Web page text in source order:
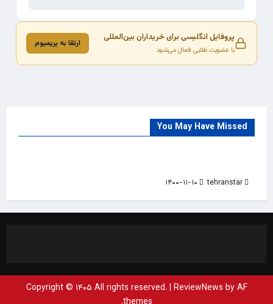
پروفایل انگلیسی برای خریداران بین‌المللی
با عضویت طلایی فعال می‌شود
ارتقا به پریمیوم
You May Have Missed
Countries
India
Trade Source
tehranstar
Copyright © ۱۴۰۵ All rights reserved. | ReviewNews by AF